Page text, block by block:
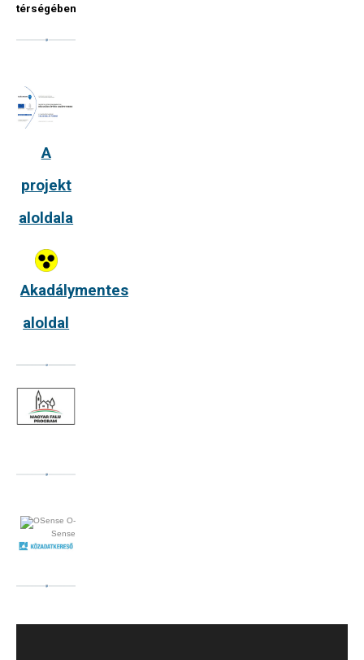
térségében
A
projekt
aloldala
Akadálymentes
aloldal
O-
Sense